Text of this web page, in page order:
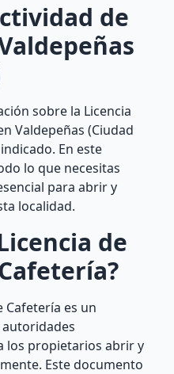
de
sobre la Licencia
Valdepeñas (Ciudad
En este
lo que necesitas
para abrir y
localidad.
de
Cafetería es un
los propietarios abrir y
Este documento